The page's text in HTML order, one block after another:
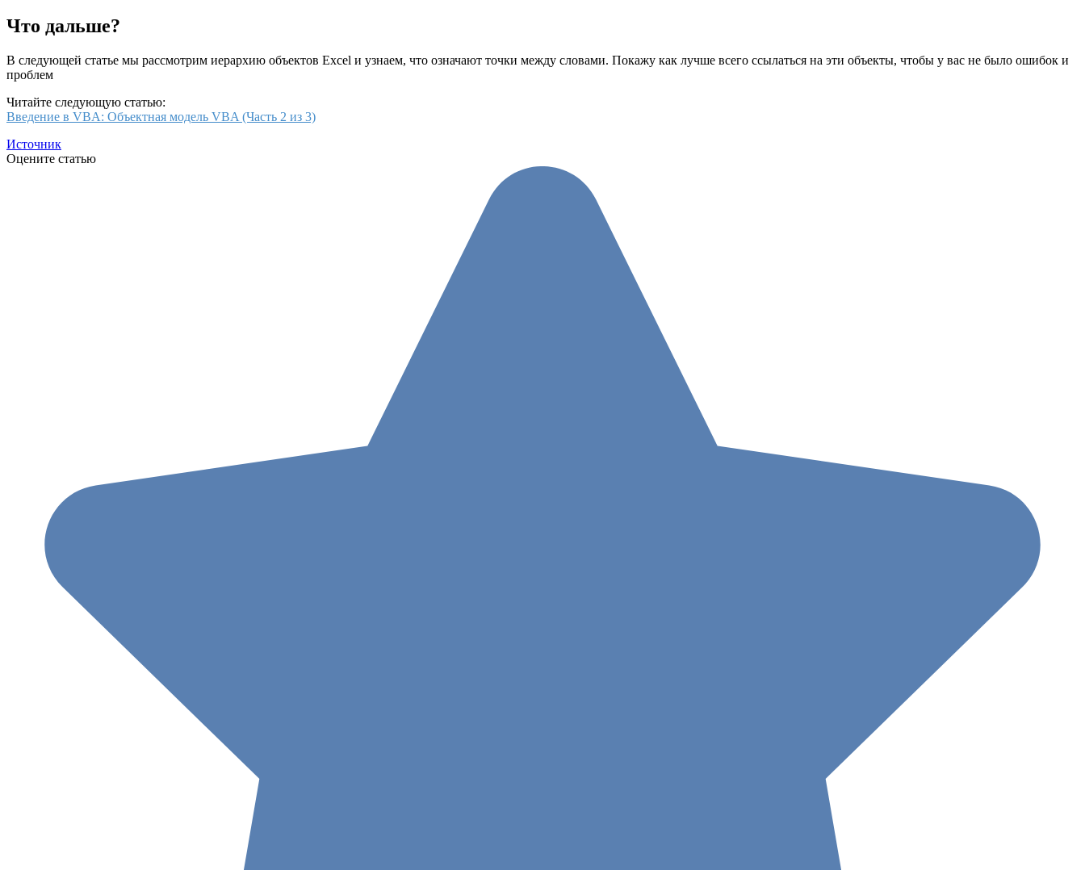
Что дальше?
В следующей статье мы рассмотрим иерархию объектов Excel и узнаем, что означают точки между словами. Покажу как лучше всего ссылаться на эти объекты, чтобы у вас не было ошибок и
проблем
Читайте следующую статью:
Введение в VBA: Объектная модель VBA (Часть 2 из 3)
Источник
Оцените статью